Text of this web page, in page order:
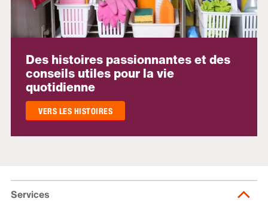
Des histoires passionnantes et des
conseils utiles pour la vie
quotidienne
VERS LES HISTOIRES
Services